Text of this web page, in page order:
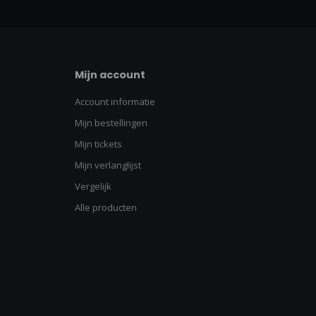
Mijn account
Account informatie
Mijn bestellingen
Mijn tickets
Mijn verlanglijst
Vergelijk
Alle producten